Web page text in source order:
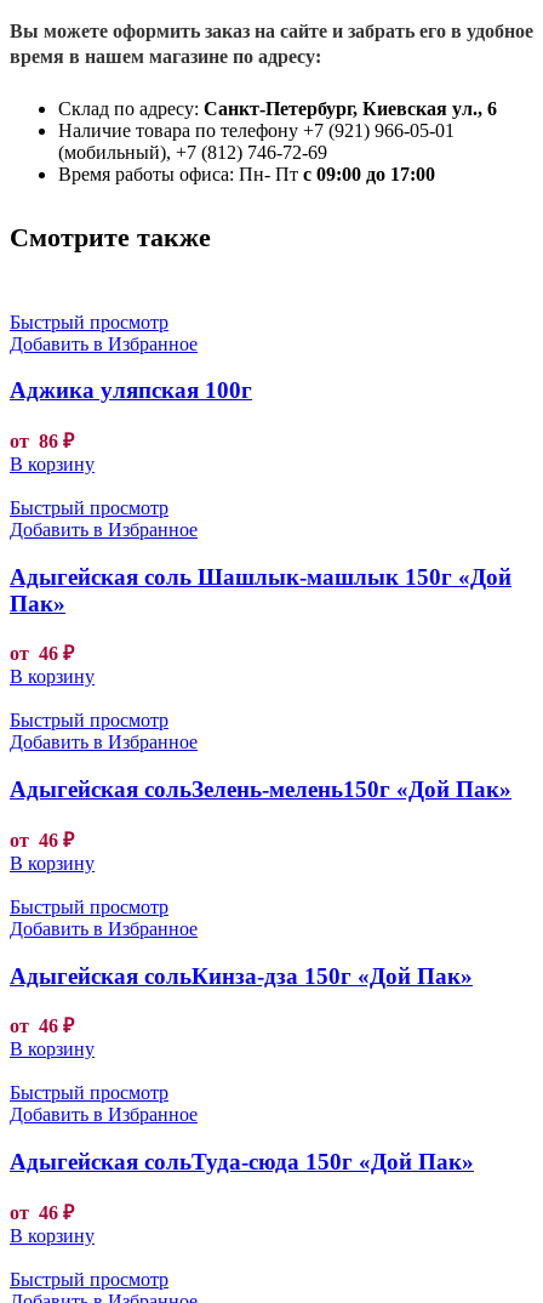
Вы можете оформить заказ на сайте и забрать его в удобное
время в нашем магазине по адресу:
Склад по адресу: Санкт-Петербург, Киевская ул., 6
Наличие товара по телефону +7 (921) 966-05-01
(мобильный), +7 (812) 746-72-69
Время работы офиса: Пн- Пт с 09:00 до 17:00
Смотрите также
Быстрый просмотр
Добавить в Избранное
Аджика уляпская 100г
от 86 ₽
В корзину
Быстрый просмотр
Добавить в Избранное
Адыгейская соль Шашлык-машлык 150г «Дой
Пак»
от 46 ₽
В корзину
Быстрый просмотр
Добавить в Избранное
Адыгейская сольЗелень-мелень150г «Дой Пак»
от 46 ₽
В корзину
Быстрый просмотр
Добавить в Избранное
Адыгейская сольКинза-дза 150г «Дой Пак»
от 46 ₽
В корзину
Быстрый просмотр
Добавить в Избранное
Адыгейская сольТуда-сюда 150г «Дой Пак»
от 46 ₽
В корзину
Быстрый просмотр